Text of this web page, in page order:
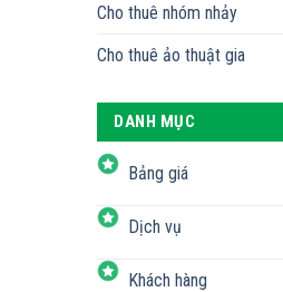
Cho thuê nhóm nhảy
Cho thuê ảo thuật gia
DANH MỤC
Bảng giá
Dịch vụ
Khách hàng